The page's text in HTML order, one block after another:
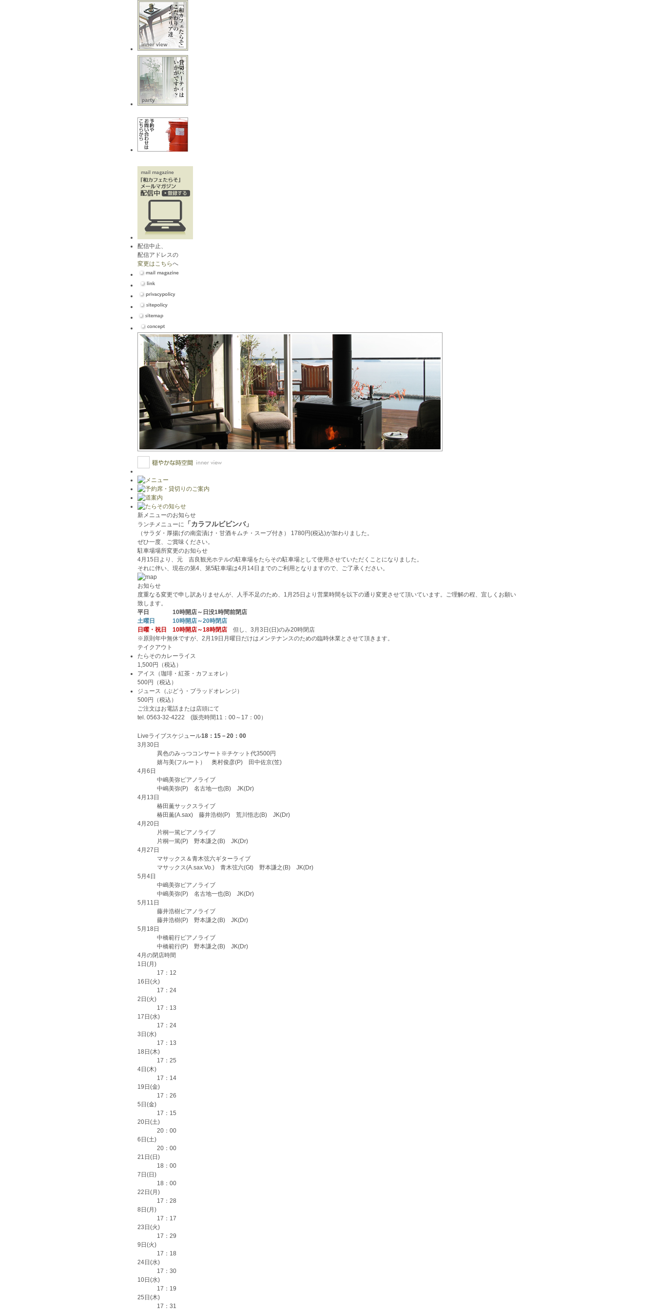
配信中止、
配信アドレスの
変更はこちらへ
新メニューのお知らせ
ランチメニューに
「カラフルビビンバ」
（サラダ・厚揚げの南蛮漬け・甘酒キムチ・スープ付き） 1780円(税込)が加わりました。
ぜひ一度、ご賞味ください。
駐車場場所変更のお知らせ
4月15日より、元 吉良観光ホテルの駐車場をたらその駐車場として使用させていただくことになりました。
それに伴い、現在の第4、第5駐車場は4月14日までのご利用となりますので、ご了承ください。
お知らせ
度重なる変更で申し訳ありませんが、人手不足のため、1月25日より営業時間を以下の通り変更させて頂いています。ご理解の程、宜しくお願い
致します。
平日 10時開店～日没1時間前閉店
土曜日 10時開店～20時閉店
日曜・祝日 10時開店～18時閉店 但し、3月3日(日)のみ20時閉店
※原則年中無休ですが、2月19日月曜日だけはメンテナンスのための臨時休業とさせて頂きます。
テイクアウト
たらそのカレーライス
1,500円（税込）
アイス（珈琲・紅茶・カフェオレ）
500円（税込）
ジュース（ぶどう・ブラッドオレンジ）
500円（税込）
ご注文はお電話または店頭にて
tel. 0563-32-4222 (販売時間11：00～17：00）
Liveライブスケジュール18：15－20：00
3月 30日
異色のみっつコンサート ※チケット代3500円
嬉与美(フルート） 奥村俊彦(P) 田中佐京(笠)
4月 6日
中嶋美弥ピアノライブ
中嶋美弥(P) 名古地一也(B) JK(Dr)
4月 13日
椿田薫サックスライブ
椿田薫(A.sax) 藤井浩樹(P) 荒川悟志(B) JK(Dr)
4月 20日
片桐一篤ピアノライブ
片桐一篤(P) 野本謙之(B) JK(Dr)
4月 27日
マサックス＆青木弦六ギターライブ
マサックス(A.sax.Vo.) 青木弦六(Gt) 野本謙之(B) JK(Dr)
5月 4日
中嶋美弥ピアノライブ
中嶋美弥(P) 名古地一也(B) JK(Dr)
5月 11日
藤井浩樹ピアノライブ
藤井浩樹(P) 野本謙之(B) JK(Dr)
5月 18日
中橋範行ピアノライブ
中橋範行(P) 野本謙之(B) JK(Dr)
4月 の閉店時間
1日(月)
17：12
16日(火)
17：24
2日(火)
17：13
17日(水)
17：24
3日(水)
17：13
18日(木)
17：25
4日(木)
17：14
19日(金)
17：26
5日(金)
17：15
20日(土)
20：00
6日(土)
20：00
21日(日)
18：00
7日(日)
18：00
22日(月)
17：28
8日(月)
17：17
23日(火)
17：29
9日(火)
17：18
24日(水)
17：30
10日(水)
17：19
25日(木)
17：31